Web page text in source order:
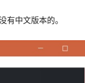
中文版本的。